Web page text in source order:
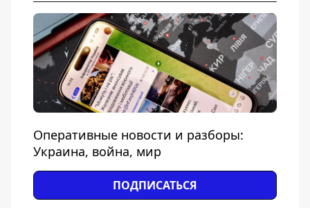
Оперативные новости и разборы:
Украина, война, мир
ПОДПИСАТЬСЯ